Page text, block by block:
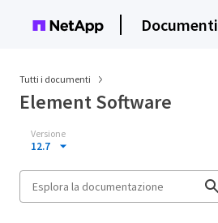
Documenti
Tutti i documenti
Element Software
Versione
12.7